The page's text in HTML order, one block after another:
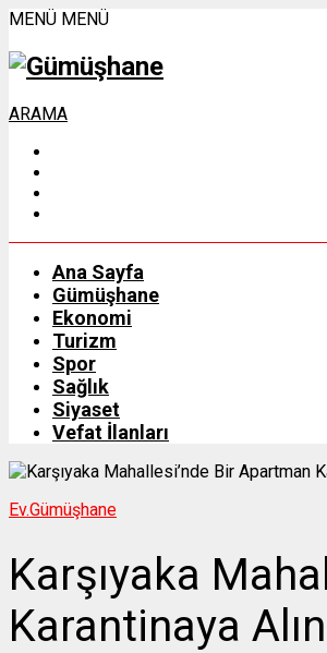
MENÜ MENÜ
ARAMA
Ana Sayfa
Gümüşhane
Ekonomi
Turizm
Spor
Sağlık
Siyaset
Vefat İlanları
Ev.Gümüşhane
Karşıyaka
Karantinaya